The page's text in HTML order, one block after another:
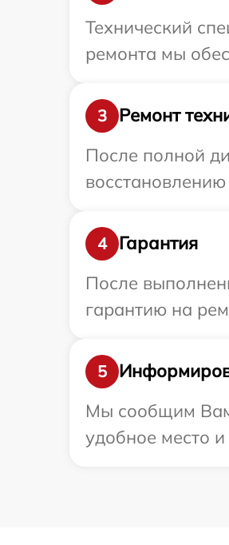
Технический
ремонта мы
3
Ремонт
После полной
восстановлению
4
Гарантия
После
гарантию на
5
Мы сообщим Вам
удобное место